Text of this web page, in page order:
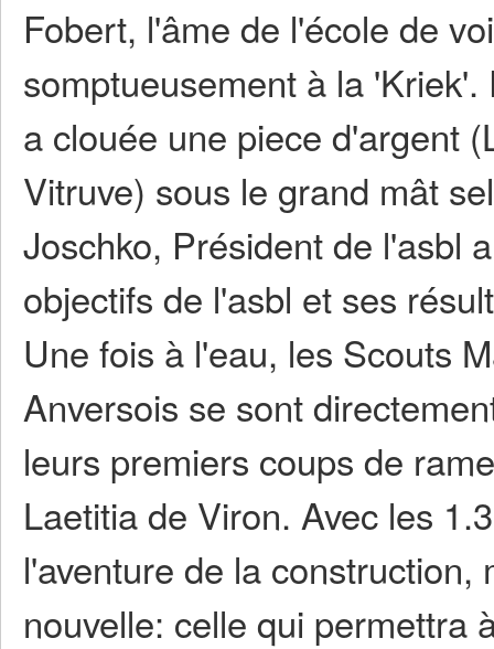
Fobert, l'âme de l'école de
somptueusement à la
a clouée une piece d'argent
Vitruve) sous le grand mât
Joschko, Président de l'asbl
objectifs de l'asbl et ses
Une fois à l'eau, les Scouts
Anversois se sont
leurs premiers coups de
Laetitia de Viron. Avec les
l'aventure de la
nouvelle: celle qui permettra